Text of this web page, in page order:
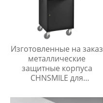
Изготовленные на заказ
металлические
защитные корпуса
CHNSMILE для
компьютерных шкафов